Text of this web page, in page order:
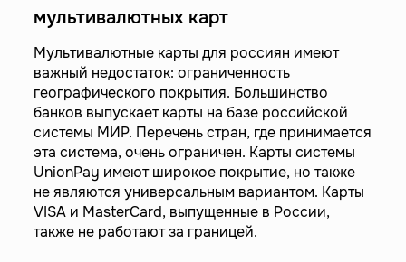
мультивалютных карт
Мультивалютные карты для россиян имеют
важный недостаток: ограниченность
географического покрытия. Большинство
банков выпускает карты на базе российской
системы МИР. Перечень стран, где принимается
эта система, очень ограничен. Карты системы
UnionPay имеют широкое покрытие, но также
не являются универсальным вариантом. Карты
VISA и MasterCard, выпущенные в России,
также не работают за границей.